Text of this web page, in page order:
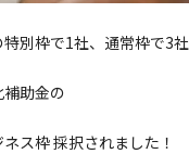
別枠で1社、通常枠で3
助金の
ス枠 採択されました！